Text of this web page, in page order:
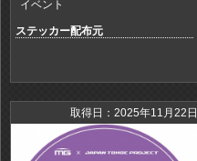
イベント
ステッカー配布元
取得日：2025年11月22日